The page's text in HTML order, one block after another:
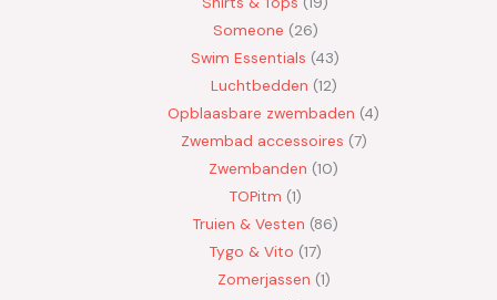
Someone 26
Swim Essentials 43
Luchtbedden 12
Opblaasbare zwembaden 4
Zwembad accessoires 7
Zwembanden 10
TOPitm 1
Truien & Vesten 86
Tygo & Vito 17
Zomerjassen 1